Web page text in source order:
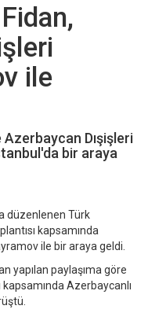
ile
Azerbaycan Dışişleri
bir araya
düzenlenen Türk
kapsamında
ile bir araya geldi.
yapılan paylaşıma göre
kapsamında Azerbaycanlı